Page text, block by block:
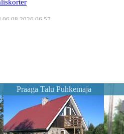
06.08.2026 06.57
08.06
Praaga Talu Puhkemaja